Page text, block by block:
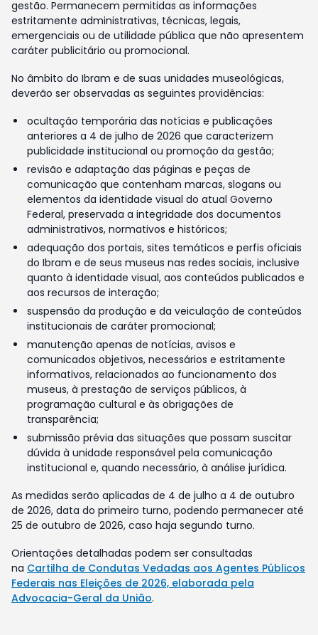
gestão. Permanecem permitidas as informações
estritamente administrativas, técnicas, legais,
emergenciais ou de utilidade pública que não apresentem
caráter publicitário ou promocional.
No âmbito do Ibram e de suas unidades museológicas,
deverão ser observadas as seguintes providências:
ocultação temporária das notícias e publicações
anteriores a 4 de julho de 2026 que caracterizem
publicidade institucional ou promoção da gestão;
revisão e adaptação das páginas e peças de
comunicação que contenham marcas, slogans ou
elementos da identidade visual do atual Governo
Federal, preservada a integridade dos documentos
administrativos, normativos e históricos;
adequação dos portais, sites temáticos e perfis oficiais
do Ibram e de seus museus nas redes sociais, inclusive
quanto à identidade visual, aos conteúdos publicados e
aos recursos de interação;
suspensão da produção e da veiculação de conteúdos
institucionais de caráter promocional;
manutenção apenas de notícias, avisos e
comunicados objetivos, necessários e estritamente
informativos, relacionados ao funcionamento dos
museus, à prestação de serviços públicos, à
programação cultural e às obrigações de
transparência;
submissão prévia das situações que possam suscitar
dúvida à unidade responsável pela comunicação
institucional e, quando necessário, à análise jurídica.
As medidas serão aplicadas de 4 de julho a 4 de outubro
de 2026, data do primeiro turno, podendo permanecer até
25 de outubro de 2026, caso haja segundo turno.
Orientações detalhadas podem ser consultadas
na Cartilha de Condutas Vedadas aos Agentes Públicos
Federais nas Eleições de 2026, elaborada pela
Advocacia-Geral da União.